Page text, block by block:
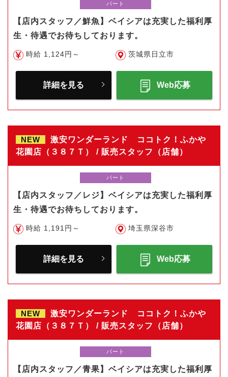
パート
【店内スタッフ／鮮魚】ベイシアは充実した福利厚
生・待遇でお待ちしております。
時給 1,124円～ 茨城県日立市
詳細を見る Web応募
NEW
激安ワンダーランド ココトク！ふかや
花園店（３８７Ｔ） / 販売スタッフ（店舗）
パート
【店内スタッフ／レジ】ベイシアは充実した福利厚
生・待遇でお待ちしております。
時給 1,191円～ 埼玉県深谷市
詳細を見る Web応募
NEW
激安ワンダーランド ココトク！ふかや
花園店（３８７Ｔ） / 販売スタッフ（店舗）
パート
【店内スタッフ／青果】ベイシアは充実した福利厚